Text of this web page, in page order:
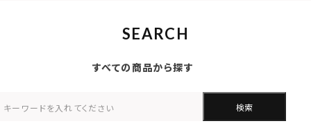
SEARCH
すべての商品から探す
検索